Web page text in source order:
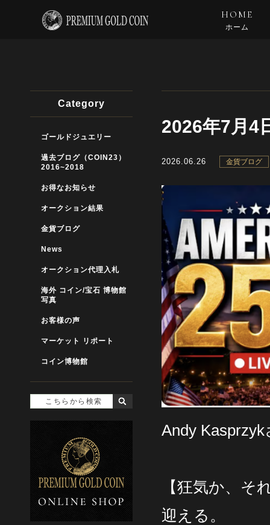
HOME
ホーム
2026年7月4
2026.06.26 金貨ブログ
Andy
【狂気か、そ
迎える。
Category
ゴールドジュエリー
過去ブログ（COIN23）
2016~2018
お得なお知らせ
オークション結果
金貨ブログ
News
オークション代理入札
海外 コイン/宝石 博物館
写真
お客様の声
マーケット リポート
コイン博物館